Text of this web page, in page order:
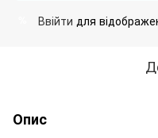
Ввійти для
Опис